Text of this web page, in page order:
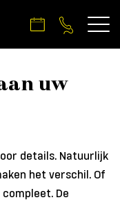
uw
details. Natuurlijk
het verschil. Of
De